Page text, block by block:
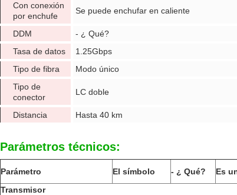
Con conexión
por enchufe
Se puede enchufar en caliente
DDM
- ¿ Qué?
Tasa de datos
1.25Gbps
Tipo de fibra
Modo único
Tipo de
conector
LC doble
Distancia Hasta 40 km
Parámetros técnicos:
Parámetro El símbolo - ¿ Qué? Es
Transmisor